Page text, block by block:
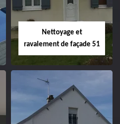
Nettoyage et
ravalement de façade 51
Nettoyage et